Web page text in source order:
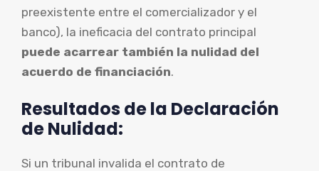
preexistente entre el comercializador y el
banco), la ineficacia del contrato principal
puede acarrear también la nulidad del
acuerdo de financiación.
Resultados de la Declaración
de Nulidad:
Si un tribunal invalida el contrato de